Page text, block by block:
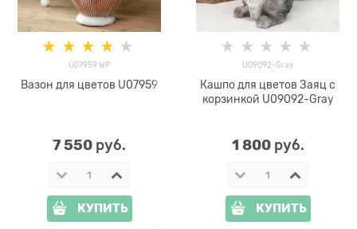
U07959 WP
Вазон для цветов U07959
7 550 руб.
КУПИТЬ
U09092-Gray
Кашпо для цветов Заяц с
корзинкой U09092-Gray
1 800 руб.
КУПИТЬ